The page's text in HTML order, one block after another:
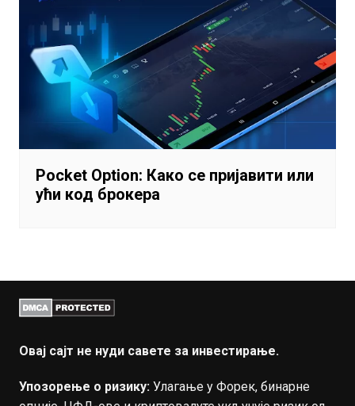
Pocket Option: Како се пријавити или
ући код брокера
Овај сајт не нуди савете за инвестирање.
Упозорење о ризику:Улагање у Форек, бинарне